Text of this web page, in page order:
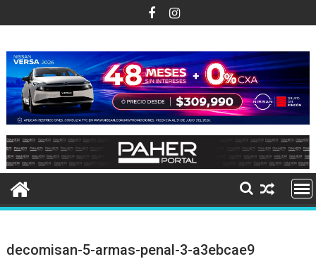
al
decomisan-5-armas-penal-3-a3ebcae9